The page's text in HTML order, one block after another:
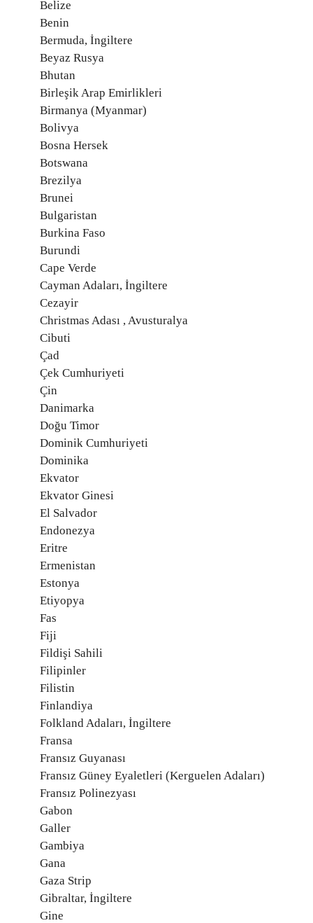
Belize
Benin
Bermuda, İngiltere
Beyaz Rusya
Bhutan
Birleşik Arap Emirlikleri
Birmanya (Myanmar)
Bolivya
Bosna Hersek
Botswana
Brezilya
Brunei
Bulgaristan
Burkina Faso
Burundi
Cape Verde
Cayman Adaları, İngiltere
Cezayir
Christmas Adası , Avusturalya
Cibuti
Çad
Çek Cumhuriyeti
Çin
Danimarka
Doğu Timor
Dominik Cumhuriyeti
Dominika
Ekvator
Ekvator Ginesi
El Salvador
Endonezya
Eritre
Ermenistan
Estonya
Etiyopya
Fas
Fiji
Fildişi Sahili
Filipinler
Filistin
Finlandiya
Folkland Adaları, İngiltere
Fransa
Fransız Guyanası
Fransız Güney Eyaletleri (Kerguelen Adaları)
Fransız Polinezyası
Gabon
Galler
Gambiya
Gana
Gaza Strip
Gibraltar, İngiltere
Gine